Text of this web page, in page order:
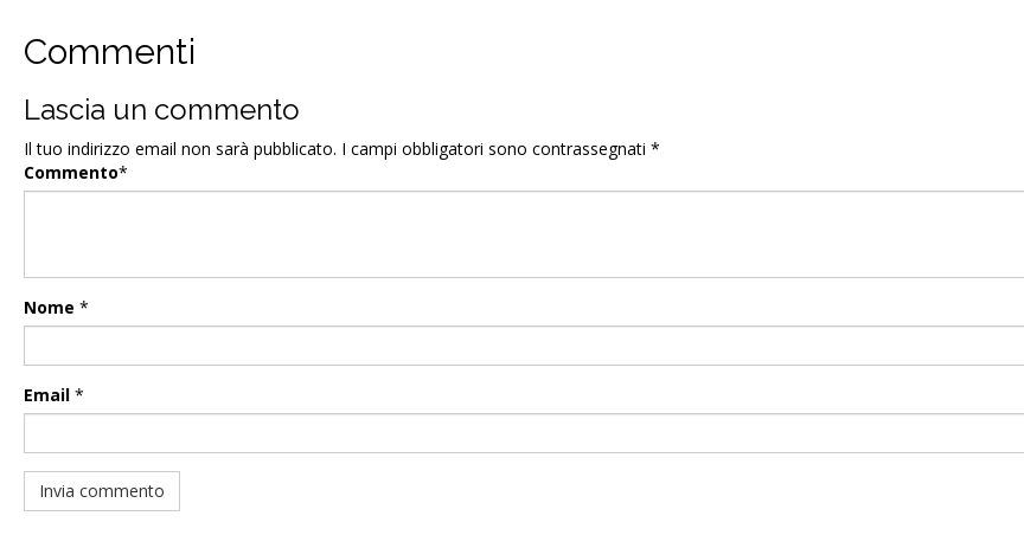
Commenti
Lascia un commento
Il tuo indirizzo email non sarà pubblicato. I campi obbligatori sono contrassegnati*
Commento*
Nome *
Email *